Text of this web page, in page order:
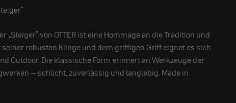
„Steiger“von OTTER ist eine Hommage an die Tradition und
seiner robusten Klinge und dem griffigen Griff eignet es sich
Outdoor. Die klassische Form erinnert an Werkzeuge der
– schlicht, zuverlässig und langlebig. Made in